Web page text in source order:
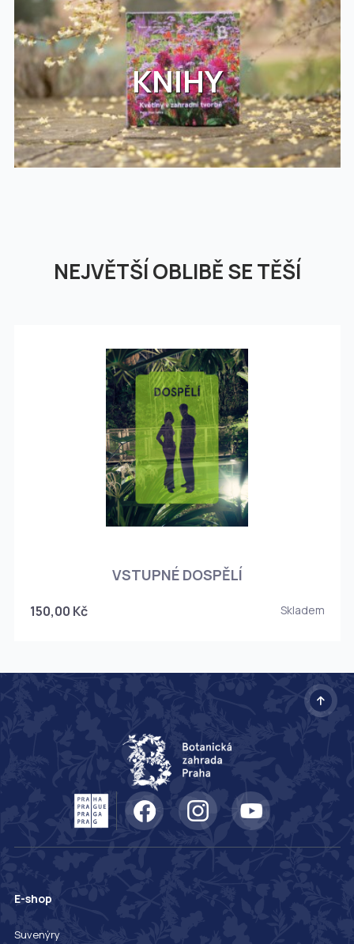
KNIHY
NEJVĚTŠÍ OBLIBĚ SE TĚŠÍ
VSTUPNÉ DOSPĚLÍ
150,00 Kč Skladem
E-shop
Suvenýry